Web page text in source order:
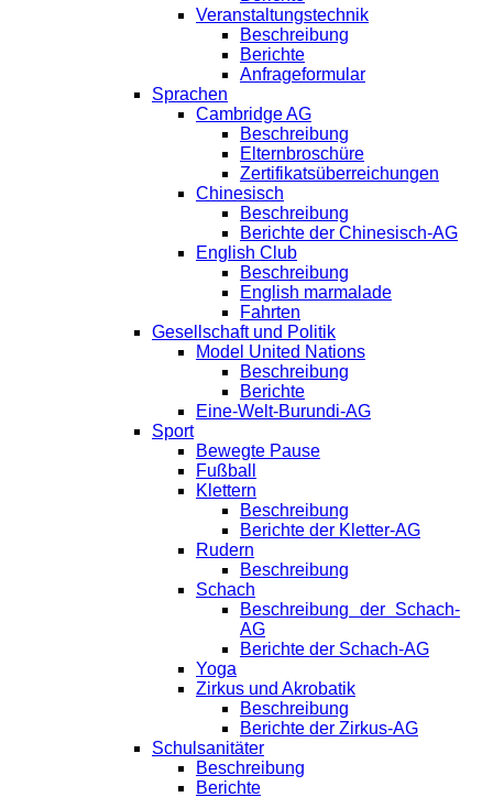
Veranstaltungstechnik
Beschreibung
Berichte
Anfrageformular
Sprachen
Cambridge AG
Beschreibung
Elternbroschüre
Zertifikatsüberreichungen
Chinesisch
Beschreibung
Berichte der Chinesisch-AG
English Club
Beschreibung
English marmalade
Fahrten
Gesellschaft und Politik
Model United Nations
Beschreibung
Berichte
Eine-Welt-Burundi-AG
Sport
Bewegte Pause
Fußball
Klettern
Beschreibung
Berichte der Kletter-AG
Rudern
Beschreibung
Schach
Beschreibung der Schach-
AG
Berichte der Schach-AG
Yoga
Zirkus und Akrobatik
Beschreibung
Berichte der Zirkus-AG
Schulsanitäter
Beschreibung
Berichte